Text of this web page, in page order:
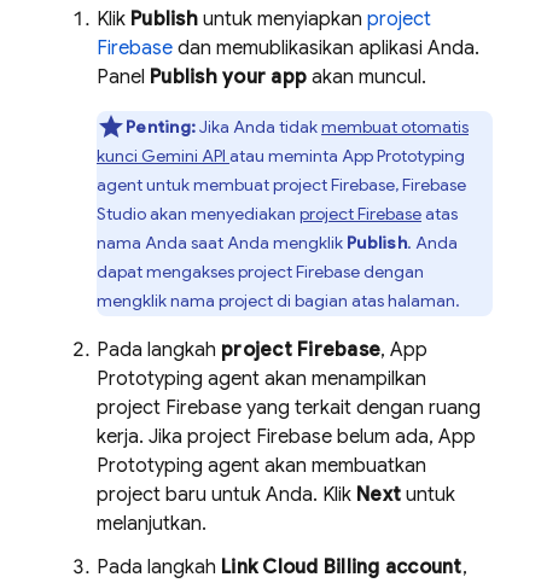
Klik Publishuntuk menyiapkan project
Firebase dan memublikasikan aplikasi Anda.
Panel Publish your app akan muncul.
Penting:Jika Anda tidakmembuat otomatis
kunci Gemini API atau meminta App Prototyping
agentuntuk membuat project Firebase,Firebase
Studioakan menyediakan project Firebaseatas
nama Anda saat Anda mengklik Publish. Anda
dapat mengakses project Firebase dengan
mengklik nama project di bagian atas halaman.
Pada langkah project Firebase, App
Prototyping agent akan menampilkan
project Firebase yang terkait dengan ruang
kerja. Jika project Firebase belum ada, App
Prototyping agent akan membuatkan
project baru untuk Anda. Klik Next untuk
melanjutkan.
Pada langkah Link Cloud Billing account,